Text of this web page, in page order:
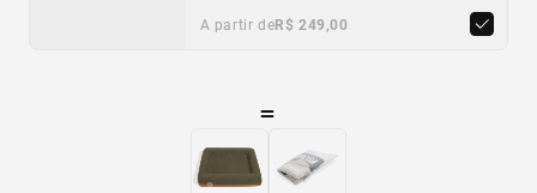
A partir deR$ 249,00
=